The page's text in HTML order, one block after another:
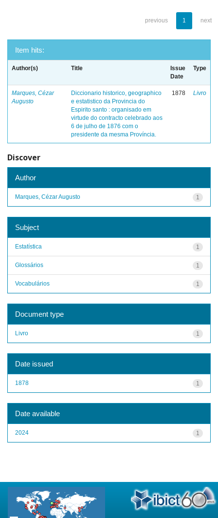
previous 1 next
Item hits:
Author(s) Title
Issue
Date
Type
Marques, Cézar
Augusto
Diccionario historico, geographico
e estatistico da Provincia do
Espirito santo : organisado em
virtude do contracto celebrado aos
6 de julho de 1876 com o
presidente da mesma Província.
1878 Livro
Discover
Author
1
Marques, Cézar Augusto
Subject
1
Estatística
1
Glossários
1
Vocabulários
Document type
1
Livro
Date issued
1
1878
Date available
1
2024